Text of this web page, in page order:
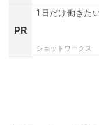
PR
1日だけ働きた
ショットワークス